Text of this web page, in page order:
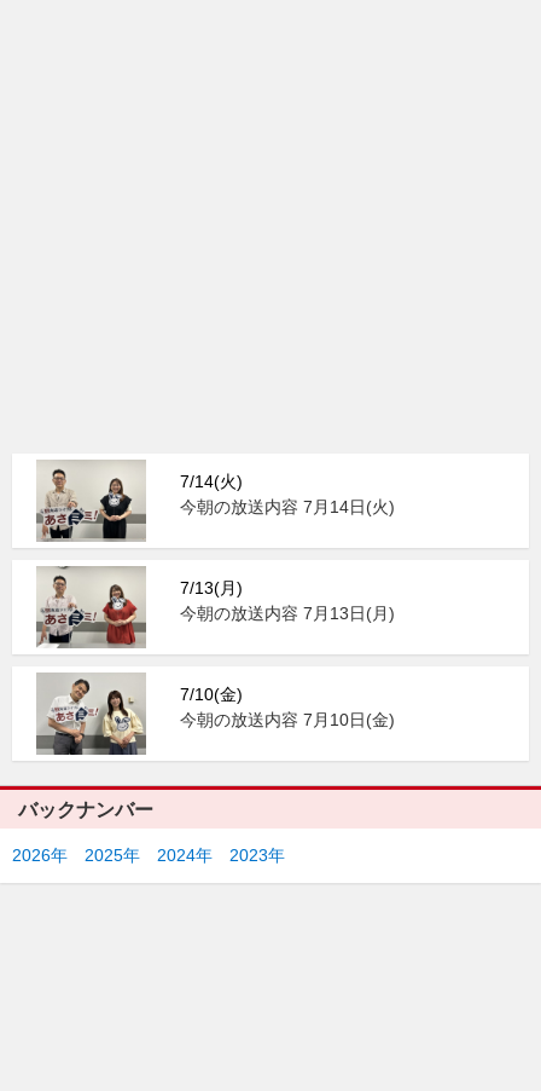
7/14(火)
今朝の放送内容 7月14日(火)
7/13(月)
今朝の放送内容 7月13日(月)
7/10(金)
今朝の放送内容 7月10日(金)
バックナンバー
2026年 2025年 2024年 2023年